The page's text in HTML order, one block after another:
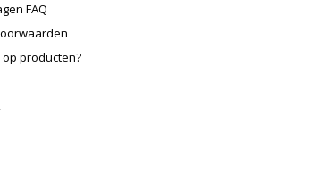
FAQ
producten?